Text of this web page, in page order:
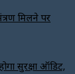
मिलने पर
सुरक्षा ऑडिट,